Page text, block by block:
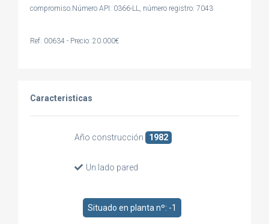
compromiso.Número API: 0366-LL, número registro: 7043
Ref. 00634 - Precio: 20.000€
Caracteristicas
Año construcción 1982
Un lado pared
Situado en planta nº: -1